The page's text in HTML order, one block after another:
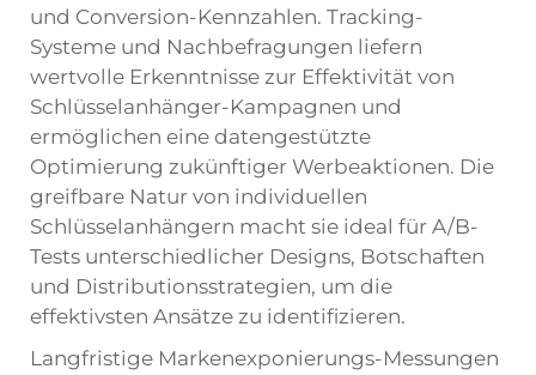
und Conversion-Kennzahlen. Tracking-
Systeme und Nachbefragungen liefern
wertvolle Erkenntnisse zur Effektivität von
Schlüsselanhänger-Kampagnen und
ermöglichen eine datengestützte
Optimierung zukünftiger Werbeaktionen. Die
greifbare Natur von individuellen
Schlüsselanhängern macht sie ideal für A/B-
Tests unterschiedlicher Designs, Botschaften
und Distributionsstrategien, um die
effektivsten Ansätze zu identifizieren.
Langfristige Markenexponierungs-Messungen